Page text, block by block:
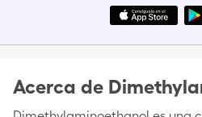
Acerca de